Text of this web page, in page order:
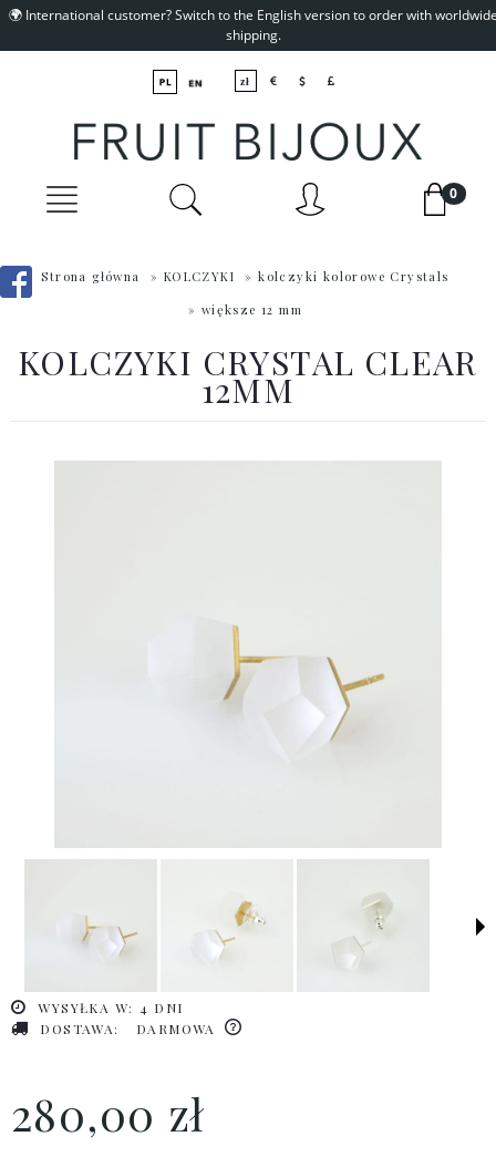
🌍 International customer? Switch to the English version to order with
shipping.
Strona główna » KOLCZYKI » kolczyki kolorowe Crystals
» większe 12 mm
KOLCZYKI CRYSTAL CLEAR
12MM
WYSYŁKA W: 4 DNI
DOSTAWA:
DARMOWA
280,00 zł